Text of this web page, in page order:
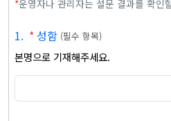
*운영자나 관리자는 설문 결과를 확인
1. *성함 (필수 항목)
본명으로 기재해주세요.